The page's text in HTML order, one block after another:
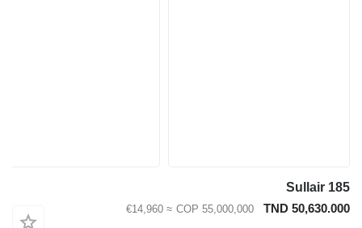
Sullair
TND
COP 55,000,000
≈ €14,960